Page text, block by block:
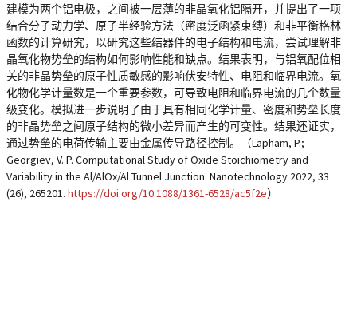
建模为两个铝电极，之间被一层薄的非晶氧化铝隔开，并提出了一项
结合分子动力学、原子半经验方法（密度泛函紧束缚）和非平衡格林
函数的计算研究，以研究这些结器件的电子结构和电流，尝试理解非
晶氧化物势垒的结构如何影响性能和缺点。结果表明，与铝氧配位相
关的非晶势垒的原子性质敏感的影响伏安特性、电阻和临界电流。氧
化物化学计量数是一个重要参数，可导致电阻和临界电流的几个数量
级变化。模拟进一步说明了由于具有相同化学计量、密度和势垒长度
的非晶势垒之间原子结构的微小差异而产生的可变性。结果还证实，
通过势垒的电荷传输主要由金属传导路径控制。（Lapham, P.;
Georgiev, V. P. Computational Study of Oxide Stoichiometry and
Variability in the Al/AlOx/Al Tunnel Junction. Nanotechnology 2022, 33
(26), 265201. https://doi.org/10.1088/1361-6528/ac5f2e）